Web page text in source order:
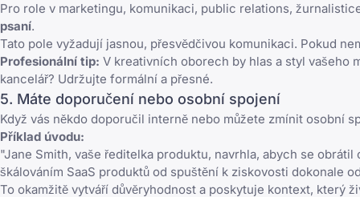
Pro role v marketingu, komunikaci, public relations,
psaní.
Tato pole vyžadují jasnou, přesvědčivou komunikaci. Pokud
Profesionální tip: V kreativních oborech by hlas a styl vašeho
kancelář? Udržujte formální a přesné.
5. Máte doporučení nebo osobní spojení
Když vás někdo doporučil interně nebo můžete zmínit osobní
Příklad úvodu:
"Jane Smith, vaše ředitelka produktu, navrhla, abych se
škálováním SaaS produktů od spuštění k ziskovosti dokonale
To okamžitě vytváří důvěryhodnost a poskytuje kontext, který